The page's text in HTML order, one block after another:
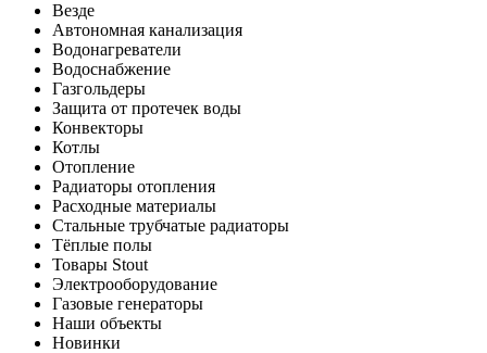
Везде
Автономная канализация
Водонагреватели
Водоснабжение
Газгольдеры
Защита от протечек воды
Конвекторы
Котлы
Отопление
Радиаторы отопления
Расходные материалы
Стальные трубчатые радиаторы
Тёплые полы
Товары Stout
Электрооборудование
Газовые генераторы
Наши объекты
Новинки